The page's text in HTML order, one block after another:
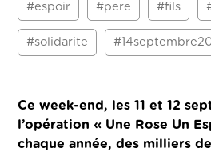
#espoir #pere #fils
#solidarite
Ce week-end, les 11 et 12
l’opération « Une Rose Un
chaque année, des milliers